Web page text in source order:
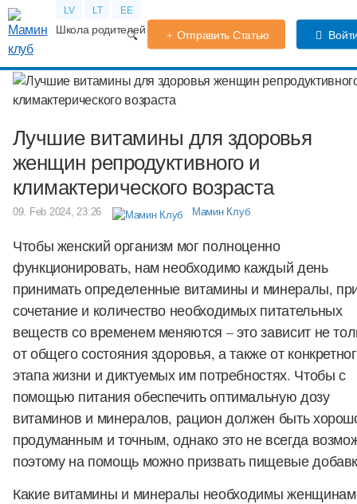
LV LT EE
Школа родителей Календарь беременности Форум
Отправить Статью
Лучшие витамины для здоровья
женщин репродуктивного и
климактерического возраста
09. Feb 2024, 23:26 Мамин Клуб
Чтобы женский организм мог полноценно
функционировать, нам необходимо каждый день
принимать определенные витамины и минералы,
сочетание и количество необходимых питательных
веществ со временем меняются – это зависит не
от общего состояния здоровья, а также от
этапа жизни и диктуемых им потребностях. Чтобы с
помощью питания обеспечить оптимальную дозу
витаминов и минералов, рацион должен быть
продуманным и точным, однако это не всегда
поэтому на помощь можно призвать пищевые
Какие витамины и минералы необходимы